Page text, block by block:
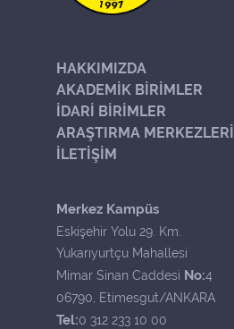
HAKKIMIZDA
AKADEMİK BİRİMLER
İDARİ BİRİMLER
ARAŞTIRMA MERKEZLERİ
İLETİŞİM
Merkez Kampüs
Eskişehir Yolu 29. Km.
Yukarıyurtçu Mahallesi
Mimar Sinan Caddesi No:4
06790, Etimesgut/ANKARA
Tel:0 312 233 10 00